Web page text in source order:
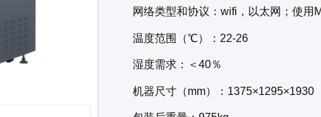
网络类型和协议：wifi，以太网；使用
温度范围（℃）：22-26
湿度需求：＜40％
机器尺寸（mm）：1375×1295×1930